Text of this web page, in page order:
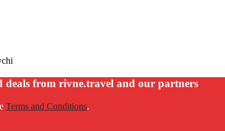
deals from rivne.travel and our partners
Terms and Conditions.